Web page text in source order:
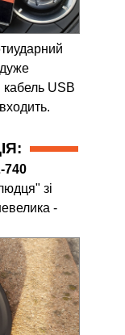
кабель USB
740
зі
-